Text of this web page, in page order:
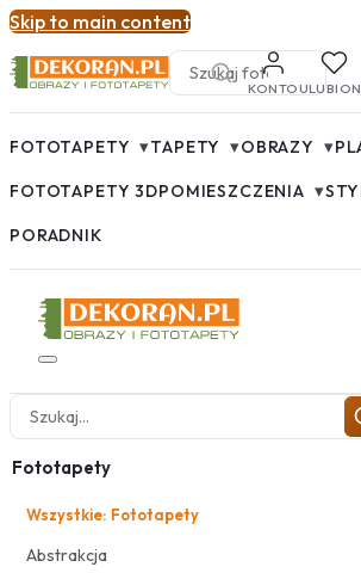
Skip to main content
KONTO
FOTOTAPETY ▾TAPETY ▾OBRAZY ▾
FOTOTAPETY 3DPOMIESZCZENIA ▾
PORADNIK
Fototapety
Wszystkie: Fototapety
Abstrakcja